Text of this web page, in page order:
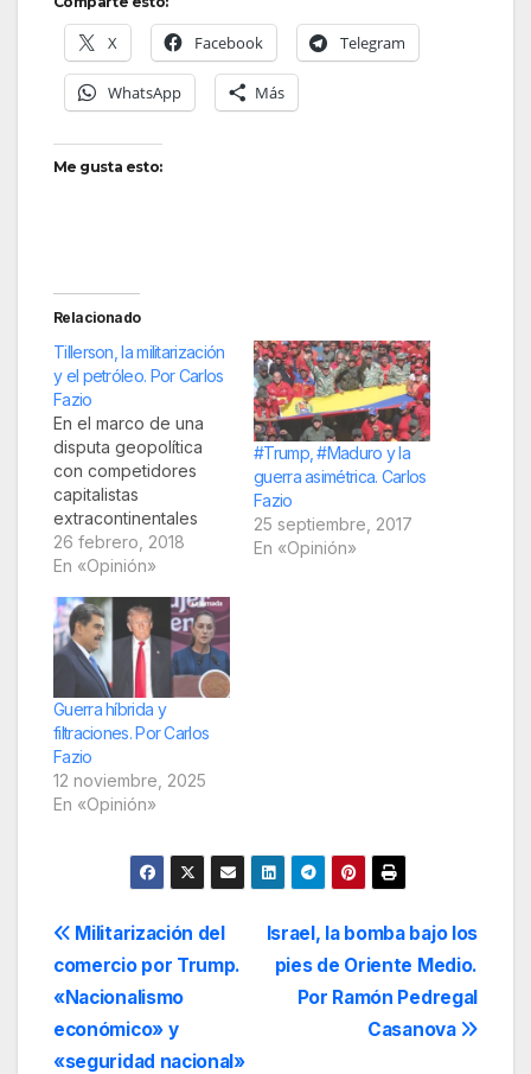
X Facebook Telegram
WhatsApp Más
Me gusta esto:
Relacionado
Tillerson, la militarización
y el petróleo. Por Carlos
Fazio
En el marco de una
disputa geopolítica
con competidores
capitalistas
extracontinentales
(China, Rusia, Unión
Europea) que
hegemonía del
imperio en su
tradicional zona de
influencia, la reciente
gira del secretario de
Estado, Rex Tillerson,
por México,
Argentina, Perú,
Colombia y Jamaica
proyección
expansionista con
26 febrero, 2018
En «Opinión»
#Trump, #Maduro y la
guerra asimétrica. Carlos
Fazio
25 septiembre, 2017
En «Opinión»
Guerra híbrida y
filtraciones. Por Carlos
Fazio
12 noviembre, 2025
En «Opinión»
Navegación
de
entradas
Israel, la bomba bajo los
pies de Oriente Medio.
Por Ramón Pedregal
Casanova
Militarización del
comercio por Trump.
«Nacionalismo
económico» y
«seguridad nacional»